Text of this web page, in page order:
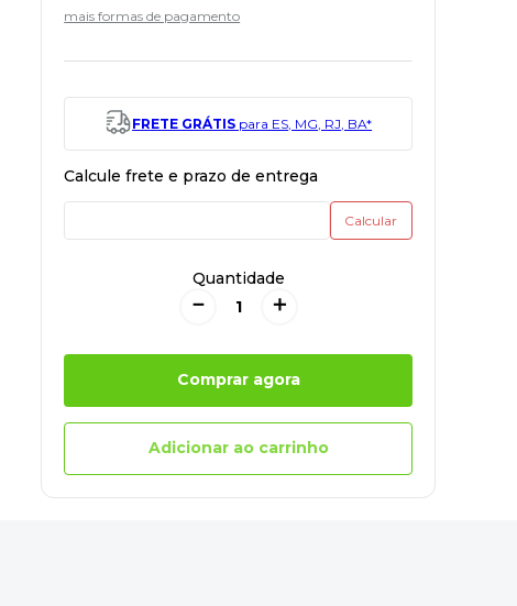
mais formas de pagamento
FRETE GRÁTIS para ES, MG, RJ, BA*
Quantidade
＋
－
Comprar agora
Adicionar ao carrinho